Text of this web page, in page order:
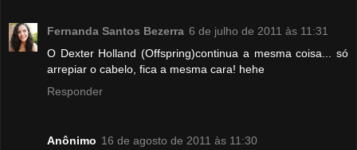
Fernanda Santos Bezerra 6 de julho de 2011 às 11:31
O Dexter Holland (Offspring)continua a mesma coisa... só
arrepiar o cabelo, fica a mesma cara! hehe
Responder
Anônimo 16 de agosto de 2011 às 11:30